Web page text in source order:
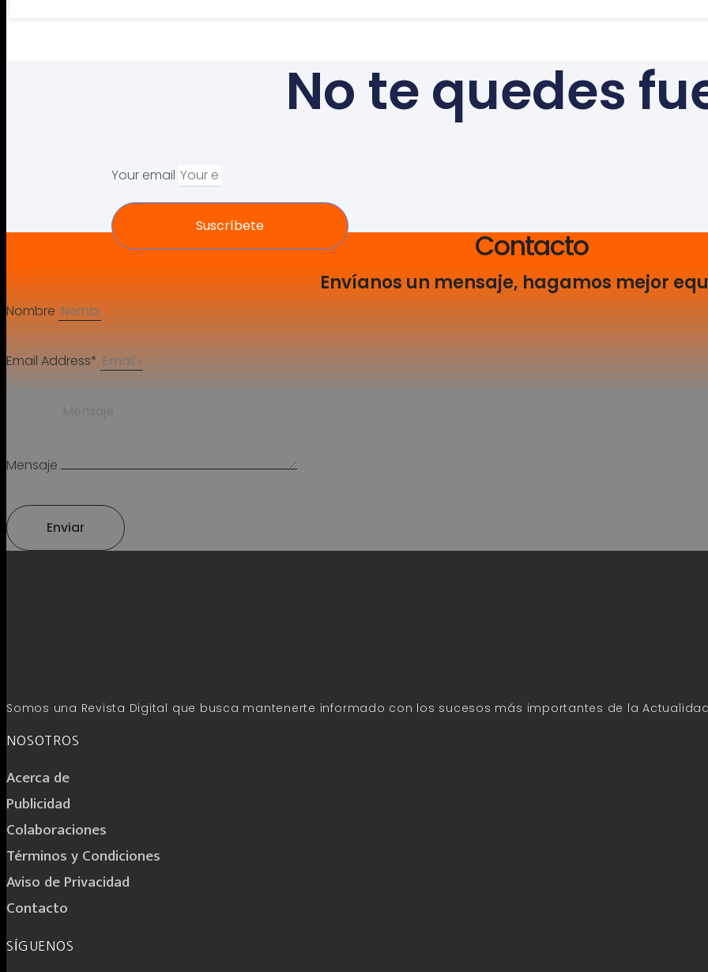
No te quedes
Your email
Suscríbete
Contacto
Envíanos un mensaje, hagamos mejor
Nombre
Email Address*
Mensaje
Enviar
Somos una Revista Digital que busca mantenerte informado con los sucesos más importantes de la
NOSOTROS
Acerca de
Publicidad
Colaboraciones
Términos y Condiciones
Aviso de Privacidad
Contacto
SÍGUENOS